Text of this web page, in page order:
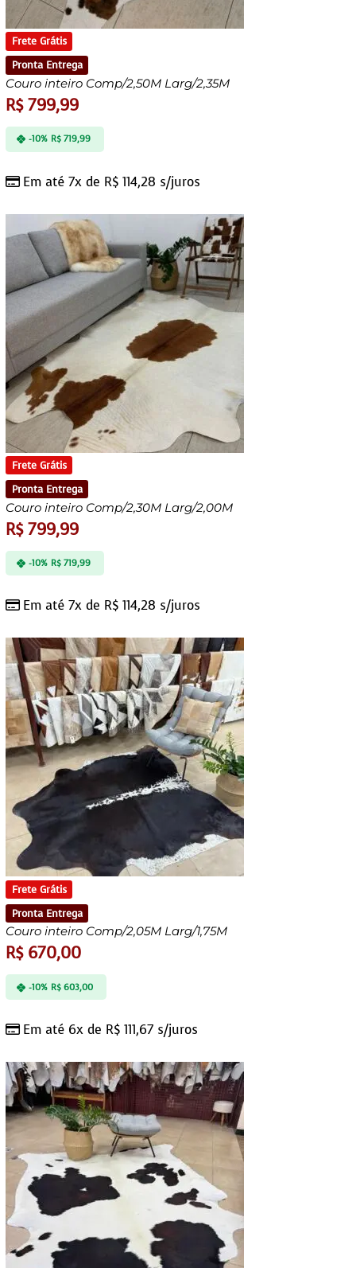
Frete Grátis
Pronta Entrega
Couro inteiro Comp/2,50M Larg/2,35M
R$799,99
Em até 7x de R$ 114,28 s/juros
-10% R$719,99
Frete Grátis
Pronta Entrega
Couro inteiro Comp/2,30M Larg/2,00M
R$799,99
Em até 7x de R$ 114,28 s/juros
-10% R$719,99
Frete Grátis
Pronta Entrega
Couro inteiro Comp/2,05M Larg/1,75M
R$670,00
Em até 6x de R$ 111,67 s/juros
-10% R$603,00